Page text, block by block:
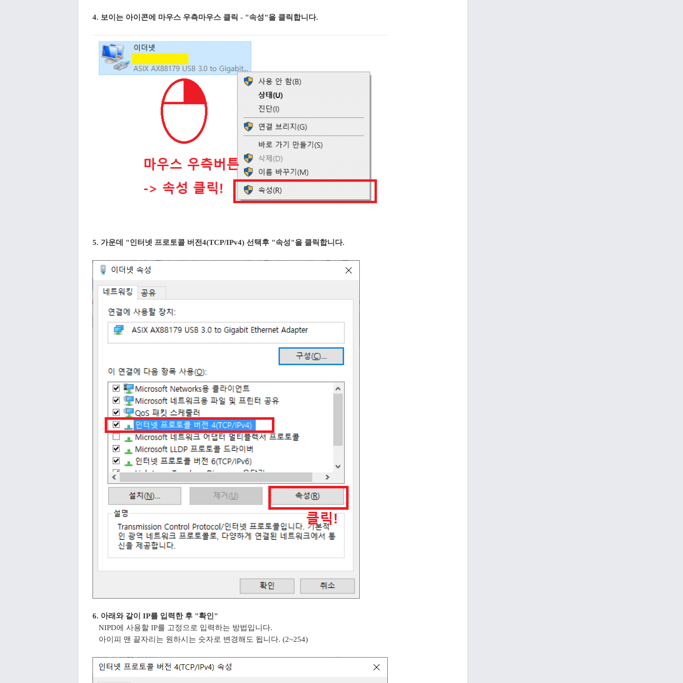
4. 보이는 아이콘에 마우스 우측마우스 클릭 - "속성"을 클릭합니다.
5. 가운데 "인터넷 프로토콜 버전4(TCP/IPv4) 선택후 "속성"을 클릭합니다.
6. 아래와 같이 IP를 입력한 후 "확인"
NIPD에 사용할 IP를 고정으로 입력하는 방법입니다.
아이피 맨 끝자리는 원하시는 숫자로 변경해도 됩니다. (2~254)